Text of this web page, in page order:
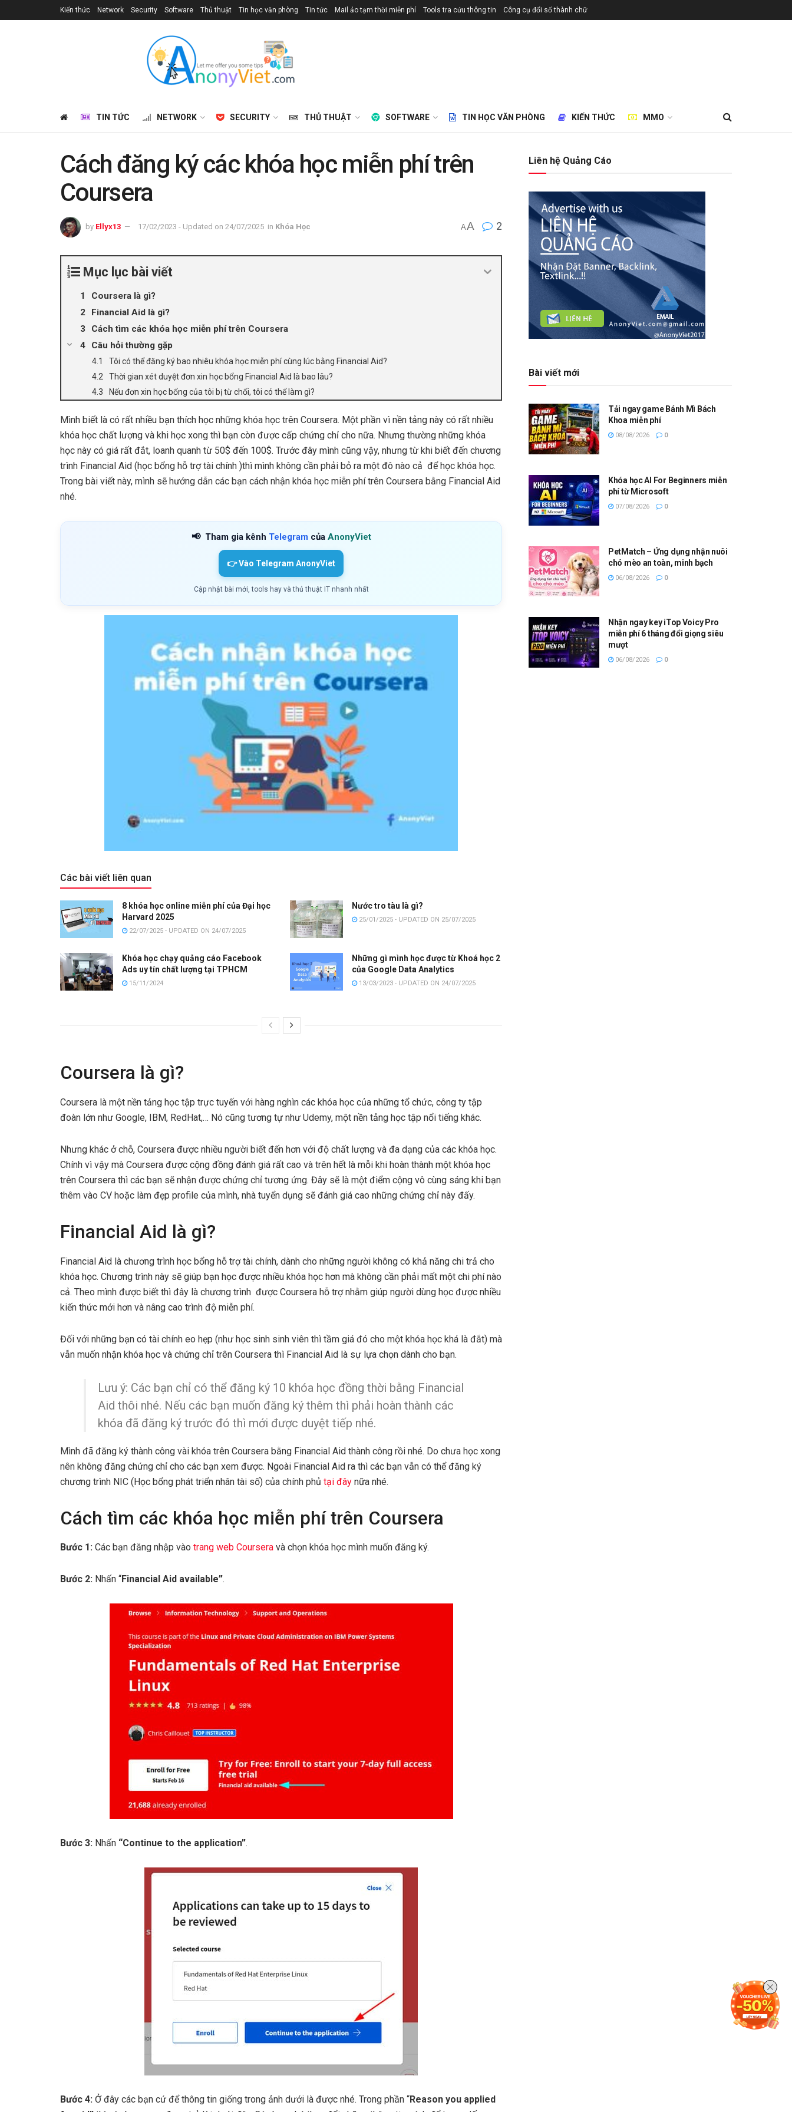
Kiến thức Network Security Software Thủ thuật Tin học văn phòng Tin tức Mail ảo tạm thời miễn phí Tools tra cứu thông tin Công cụ đổi số thành chữ
TIN TỨC NETWORK SECURITY THỦ THUẬT SOFTWARE TIN HỌC VĂN PHÒNG KIẾN THỨC MMO
Cách đăng ký các khóa học miễn phí trên
Coursera
by Ellyx13 17/02/2023 - Updated on 24/07/2025 in Khóa Học AA 2
Mục lục bài viết
Coursera là gì?
Financial Aid là gì?
Cách tìm các khóa học miễn phí trên Coursera
Câu hỏi thường gặp
Tôi có thể đăng ký bao nhiêu khóa học miễn phí cùng lúc bằng Financial Aid?
Thời gian xét duyệt đơn xin học bổng Financial Aid là bao lâu?
Nếu đơn xin học bổng của tôi bị từ chối, tôi có thể làm gì?
Mình biết là có rất nhiều bạn thích học những khóa học trên Coursera. Một phần vì nền tảng này có rất nhiều
khóa học chất lượng và khi học xong thì bạn còn được cấp chứng chỉ cho nữa. Nhưng thường những khóa
học này có giá rất đắt, loanh quanh từ 50$ đến 100$. Trước đây mình cũng vậy, nhưng từ khi biết đến chương
trình Financial Aid (học bổng hỗ trợ tài chính )thì mình không cần phải bỏ ra một đô nào cả để học khóa học.
Trong bài viết này, mình sẽ hướng dẫn các bạn cách nhận khóa học miễn phí trên Coursera bằng Financial Aid
nhé.
📢 Tham gia kênh Telegram của AnonyViet
👉 Vào Telegram AnonyViet
Cập nhật bài mới, tools hay và thủ thuật IT nhanh nhất
Các bài viết liên quan
8 khóa học online miễn phí của Đại học
Harvard 2025
22/07/2025 - UPDATED ON 24/07/2025
Nước tro tàu là gì?
25/01/2025 - UPDATED ON 25/07/2025
Khóa học chạy quảng cáo Facebook
Ads uy tín chất lượng tại TPHCM
15/11/2024
Những gì mình học được từ Khoá học 2
của Google Data Analytics
13/03/2023 - UPDATED ON 24/07/2025
Coursera là gì?
Coursera là một nền tảng học tập trực tuyến với hàng nghìn các khóa học của những tổ chức, công ty tập
đoàn lớn như Google, IBM, RedHat,… Nó cũng tương tự như Udemy, một nền tảng học tập nổi tiếng khác.
Nhưng khác ở chỗ, Coursera được nhiều người biết đến hơn với độ chất lượng và đa dạng của các khóa học.
Chính vì vậy mà Coursera được cộng đồng đánh giá rất cao và trên hết là mỗi khi hoàn thành một khóa học
trên Coursera thì các bạn sẽ nhận được chứng chỉ tương ứng. Đây sẽ là một điểm cộng vô cùng sáng khi bạn
thêm vào CV hoặc làm đẹp profile của mình, nhà tuyển dụng sẽ đánh giá cao những chứng chỉ này đấy.
Financial Aid là gì?
Financial Aid là chương trình học bổng hỗ trợ tài chính, dành cho những người không có khả năng chi trả cho
khóa học. Chương trình này sẽ giúp bạn học được nhiều khóa học hơn mà không cần phải mất một chi phí nào
cả. Theo mình được biết thì đây là chương trình được Coursera hỗ trợ nhằm giúp người dùng học được nhiều
kiến thức mới hơn và nâng cao trình độ miễn phí.
Đối với những bạn có tài chính eo hẹp (như học sinh sinh viên thì tầm giá đó cho một khóa học khá là đắt) mà
vẫn muốn nhận khóa học và chứng chỉ trên Coursera thì Financial Aid là sự lựa chọn dành cho bạn.
Lưu ý: Các bạn chỉ có thể đăng ký 10 khóa học đồng thời bằng Financial
Aid thôi nhé. Nếu các bạn muốn đăng ký thêm thì phải hoàn thành các
khóa đã đăng ký trước đó thì mới được duyệt tiếp nhé.
Mình đã đăng ký thành công vài khóa trên Coursera bằng Financial Aid thành công rồi nhé. Do chưa học xong
nên không đăng chứng chỉ cho các bạn xem được. Ngoài Financial Aid ra thì các bạn vẫn có thể đăng ký
chương trình NIC (Học bổng phát triển nhân tài số) của chính phủ tại đây nữa nhé.
Cách tìm các khóa học miễn phí trên Coursera
Bước 1: Các bạn đăng nhập vào trang web Coursera và chọn khóa học mình muốn đăng ký.
Bước 2: Nhấn “Financial Aid available”.
Bước 3: Nhấn “Continue to the application”.
Bước 4: Ở đây các bạn cứ để thông tin giống trong ảnh dưới là được nhé. Trong phần “Reason you applied
Liên hệ Quảng Cáo
Bài viết mới
Tải ngay game Bánh Mì Bách
Khoa miễn phí
08/08/2026 0
Khóa học AI For Beginners miễn
phí từ Microsoft
07/08/2026 0
PetMatch – Ứng dụng nhận nuôi
chó mèo an toàn, minh bạch
06/08/2026 0
Nhận ngay key iTop Voicy Pro
miễn phí 6 tháng đổi giọng siêu
mượt
06/08/2026 0